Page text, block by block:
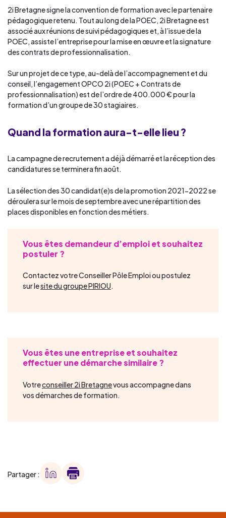
2i Bretagne signe la convention de formation avec le partenaire
pédagogique retenu. Tout au long de la POEC, 2i Bretagne est
associé aux réunions de suivi pédagogiques et, à l’issue de la
POEC, assiste l’entreprise pour la mise en œuvre et la signature
des contrats de professionnalisation.
Sur un projet de ce type, au-delà de l’accompagnement et du
conseil, l’engagement OPCO 2i (POEC + Contrats de
professionnalisation) est de l’ordre de 400.000 € pour la
formation d’un groupe de 30 stagiaires.
Quand la formation aura-t-elle lieu ?
La campagne de recrutement a déjà démarré et la réception des
candidatures se terminera fin août.
La sélection des 30 candidat(e)s de la promotion 2021-2022 se
déroulera sur le mois de septembre avec une répartition des
places disponibles en fonction des métiers.
Vous êtes demandeur d’emploi et souhaitez
postuler ?
Contactez votre Conseiller Pôle Emploi ou postulez
sur lesite du groupe PIRIOU.
Vous êtes une entreprise et souhaitez
effectuer une démarche similaire ?
Votreconseiller 2i Bretagnevous accompagne dans
vos démarches de formation.
Partager :